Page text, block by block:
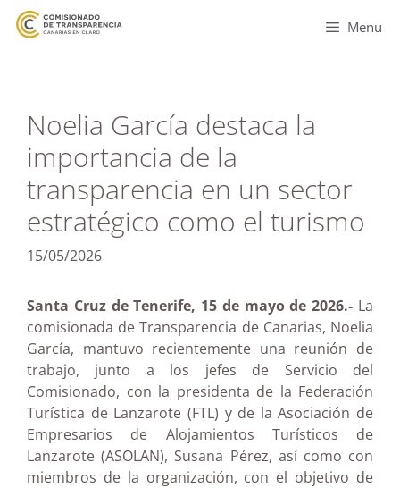
Menu
Noelia García destaca la
importancia de la
transparencia en un sector
estratégico como el turismo
15/05/2026
Santa Cruz de Tenerife, 15 de mayo de 2026.- La
comisionada de Transparencia de Canarias, Noelia
García, mantuvo recientemente una reunión de
trabajo, junto a los jefes de Servicio del
Comisionado, con la presidenta de la Federación
Turística de Lanzarote (FTL) y de la Asociación de
Empresarios de Alojamientos Turísticos de
Lanzarote (ASOLAN), Susana Pérez, así como con
miembros de la organización, con el objetivo de